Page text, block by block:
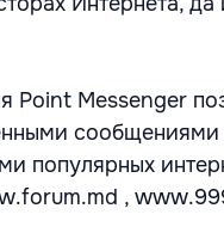
Point Messenger
популярных
,